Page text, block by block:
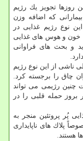
روزها تجویز یك رژیم
كه اضافه وزن
نوع رژیم غذایی در
خون و هوس های غذایی
و بحث های فراوانی
ناشی از این نوع رژیم
چاق را برجسته كرد.
چنین رژیمی می تواند
حمله قلبی را در
پُر پروتئین منجر به
پلاك های ناپایداری
هستند.